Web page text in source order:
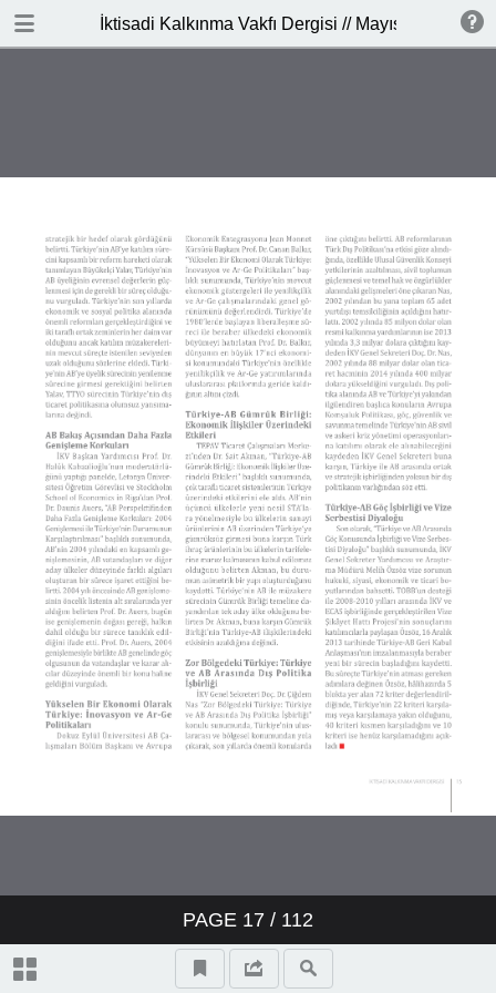
İktisadi Kalkınma Vakfı Dergisi // Mayıs-Haziran
PAGE 17 / 112
DOWNLOAD PDF